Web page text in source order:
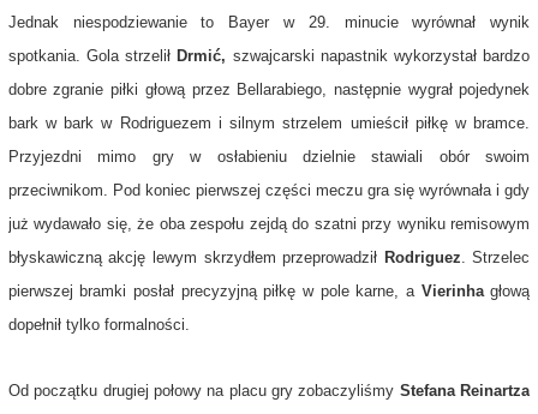
Jednak niespodziewanie to Bayer w 29. minucie wyrównał wynik
spotkania. Gola strzelił Drmić, szwajcarski napastnik wykorzystał bardzo
dobre zgranie piłki głową przez Bellarabiego, następnie wygrał pojedynek
bark w bark w Rodriguezem i silnym strzelem umieścił piłkę w bramce.
Przyjezdni mimo gry w osłabieniu dzielnie stawiali obór swoim
przeciwnikom. Pod koniec pierwszej części meczu gra się wyrównała i gdy
już wydawało się, że oba zespołu zejdą do szatni przy wyniku remisowym
błyskawiczną akcję lewym skrzydłem przeprowadził Rodriguez. Strzelec
pierwszej bramki posłał precyzyjną piłkę w pole karne, a Vierinhagłową
dopełnił tylko formalności.
Od początku drugiej połowy na placu gry zobaczyliśmy Stefana Reinartza